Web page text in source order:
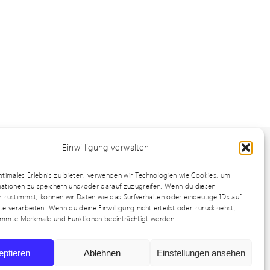
Einwilligung verwalten
Erlebnis zu bieten, verwenden wir Technologien wie Cookies, um
zu speichern und/oder darauf zuzugreifen. Wenn du diesen
zustimmst, können wir Daten wie das Surfverhalten oder eindeutige IDs auf
verarbeiten. Wenn du deine Einwilligung nicht erteilst oder zurückziehst,
Merkmale und Funktionen beeinträchtigt werden.
Ablehnen Einstellungen ansehen
in Weinstadt
Rems-Murr-Kreis